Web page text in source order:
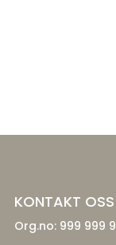
KONTAKT OSS
Org.no: 999 999